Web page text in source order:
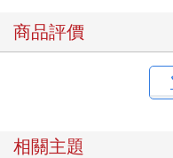
商品評價
相關主題